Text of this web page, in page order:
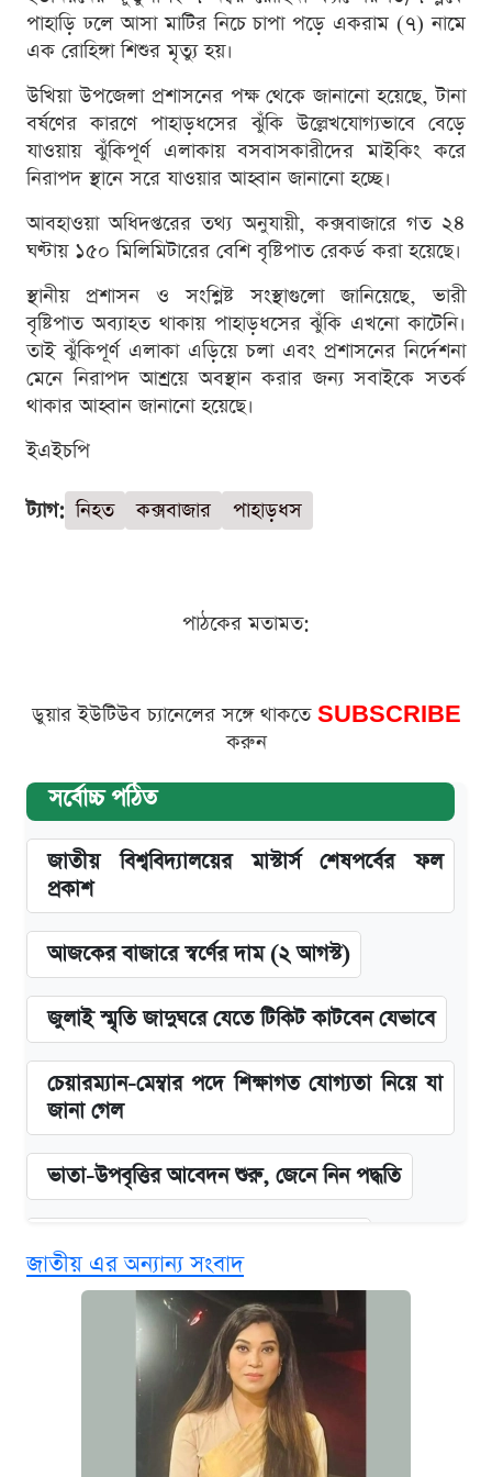
পাহাড়ি ঢলে আসা মাটির নিচে চাপা পড়ে একরাম (৭) নামে
এক রোহিঙ্গা শিশুর মৃত্যু হয়।
উখিয়া উপজেলা প্রশাসনের পক্ষ থেকে জানানো হয়েছে, টানা
বর্ষণের কারণে পাহাড়ধসের ঝুঁকি উল্লেখযোগ্যভাবে বেড়ে
যাওয়ায় ঝুঁকিপূর্ণ এলাকায় বসবাসকারীদের মাইকিং করে
নিরাপদ স্থানে সরে যাওয়ার আহ্বান জানানো হচ্ছে।
আবহাওয়া অধিদপ্তরের তথ্য অনুযায়ী, কক্সবাজারে গত ২৪
ঘণ্টায় ১৫০ মিলিমিটারের বেশি বৃষ্টিপাত রেকর্ড করা হয়েছে।
স্থানীয় প্রশাসন ও সংশ্লিষ্ট সংস্থাগুলো জানিয়েছে, ভারী
বৃষ্টিপাত অব্যাহত থাকায় পাহাড়ধসের ঝুঁকি এখনো কাটেনি।
তাই ঝুঁকিপূর্ণ এলাকা এড়িয়ে চলা এবং প্রশাসনের নির্দেশনা
মেনে নিরাপদ আশ্রয়ে অবস্থান করার জন্য সবাইকে সতর্ক
থাকার আহ্বান জানানো হয়েছে।
ইএইচপি
ট্যাগ: নিহত কক্সবাজার পাহাড়ধস
পাঠকের মতামত:
ডুয়ার ইউটিউব চ্যানেলের সঙ্গে থাকতে SUBSCRIBE
করুন
সর্বোচ্চ পঠিত
জাতীয় বিশ্ববিদ্যালয়ের মাস্টার্স শেষপর্বের ফল
প্রকাশ
আজকের বাজারে স্বর্ণের দাম (২ আগস্ট)
জুলাই স্মৃতি জাদুঘরে যেতে টিকিট কাটবেন যেভাবে
চেয়ারম্যান-মেম্বার পদে শিক্ষাগত যোগ্যতা নিয়ে যা
জানা গেল
ভাতা-উপবৃত্তির আবেদন শুরু, জেনে নিন পদ্ধতি
‘গুলশানের চামেলি’ তে যৌনকর্মীর দালাল অ্যাডলফ
আজ শুক্রবার রাজধানীর যেসব মার্কেট-দোকানপাট
জাতীয় এর অন্যান্য সংবাদ